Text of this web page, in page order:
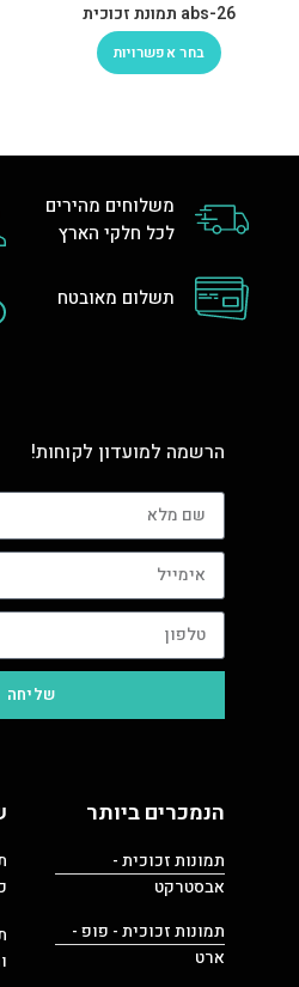
abs-26 תמונת זכוכית
בחר אפשרויות
משלוחים מהירים
לכל חלקי הארץ
תשלום מאובטח
הרשמה למועדון לקוחות!
שליחה
הנמכרים ביותר
תמונות זכוכית -
אבסטרקט
תמונות זכוכית - פופ -
ארט